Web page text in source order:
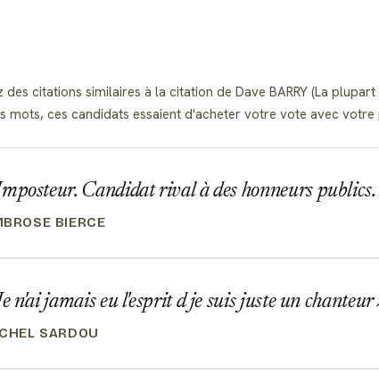
citations similaires à la citation de Dave BARRY (La
mots, ces candidats essaient d'acheter votre vote avec votre
Candidat rival à des honneurs publics.
BIERCE
n'ai jamais eu l'esprit d je suis juste un chanteur
SARDOU